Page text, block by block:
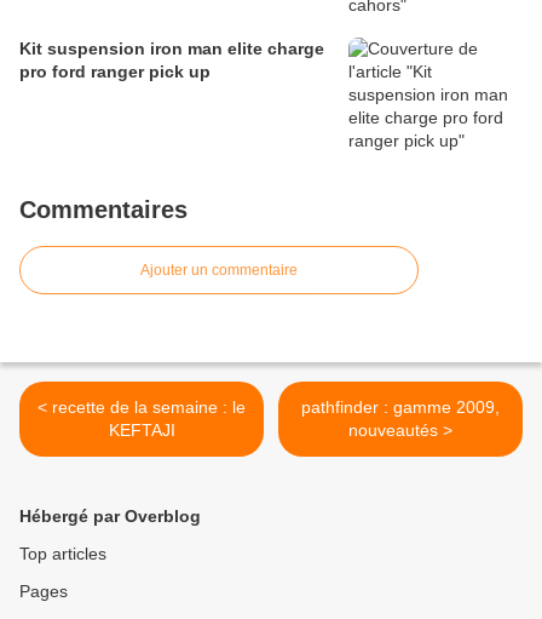
Kit suspension iron man elite charge
pro ford ranger pick up
Commentaires
Ajouter un commentaire
< recette de la semaine : le
KEFTAJI
pathfinder : gamme 2009,
nouveautés >
Hébergé par Overblog
Top articles
Pages